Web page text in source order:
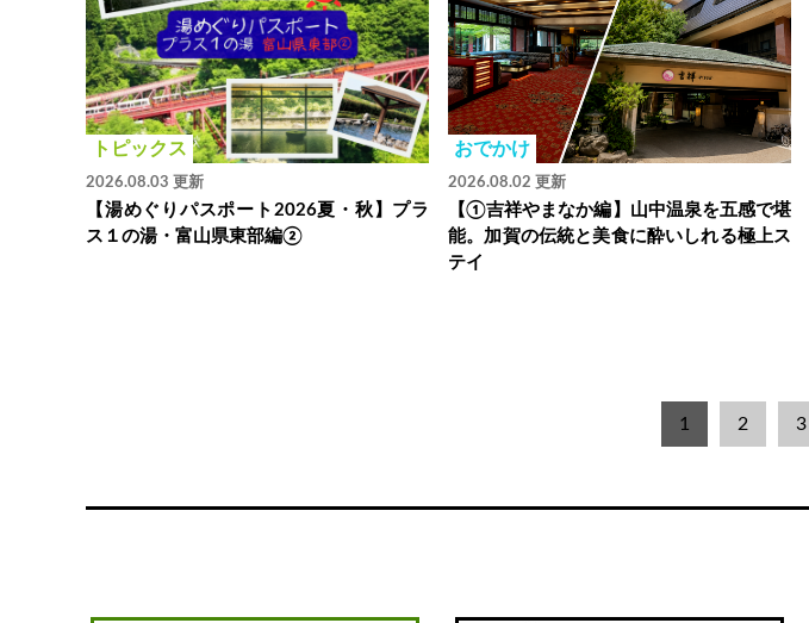
トピックス
2026.08.03 更新
【湯めぐりパスポート2026夏・秋】プラ
ス１の湯・富山県東部編②
おでかけ
2026.08.02 更新
【①吉祥やまなか編】山中温泉を五感で堪
能。加賀の伝統と美食に酔いしれる極上ス
テイ
1 2 3